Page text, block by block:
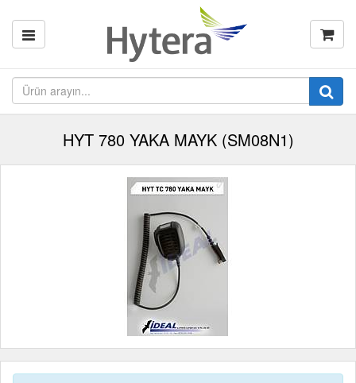
HYT 780 YAKA MAYK (SM08N1)